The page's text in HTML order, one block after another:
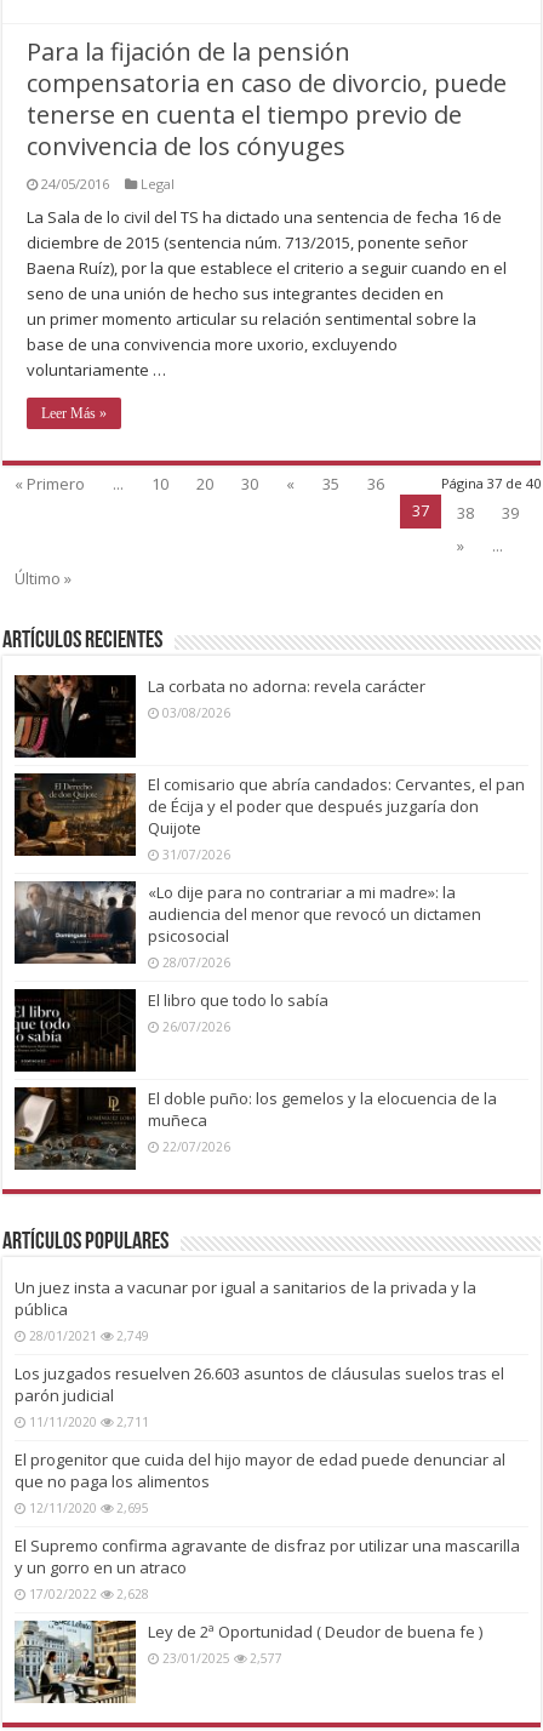
Para la fijación de la pensión
compensatoria en caso de divorcio, puede
tenerse en cuenta el tiempo previo de
convivencia de los cónyuges
24/05/2016 Legal
La Sala de lo civil del TS ha dictado una sentencia de fecha 16 de
diciembre de 2015 (sentencia núm. 713/2015, ponente señor
Baena Ruíz), por la que establece el criterio a seguir cuando en el
seno de una unión de hecho sus integrantes deciden en
un primer momento articular su relación sentimental sobre la
base de una convivencia more uxorio, excluyendo
voluntariamente …
Leer Más »
Página 37 de 40
« Primero ... 10 20 30 « 35
36
37
38
39
»
...
Último »
Artículos recientes
La corbata no adorna: revela carácter
03/08/2026
El comisario que abría candados: Cervantes, el pan
de Écija y el poder que después juzgaría don
Quijote
31/07/2026
«Lo dije para no contrariar a mi madre»: la
audiencia del menor que revocó un dictamen
psicosocial
28/07/2026
El libro que todo lo sabía
26/07/2026
El doble puño: los gemelos y la elocuencia de la
muñeca
22/07/2026
Artículos Populares
Un juez insta a vacunar por igual a sanitarios de la privada y la
pública
28/01/2021 2,749
Los juzgados resuelven 26.603 asuntos de cláusulas suelos tras el
parón judicial
11/11/2020 2,711
El progenitor que cuida del hijo mayor de edad puede denunciar al
que no paga los alimentos
12/11/2020 2,695
El Supremo confirma agravante de disfraz por utilizar una mascarilla
y un gorro en un atraco
17/02/2022 2,628
Ley de 2ª Oportunidad ( Deudor de buena fe )
23/01/2025 2,577